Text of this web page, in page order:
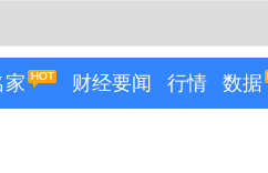
家 财经要闻 行情 数据